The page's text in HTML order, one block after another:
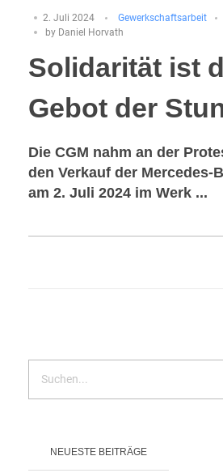
2. Juli 2024 Gewerkschaftsarbeit
by Daniel Horvath
Solidarität ist
Gebot der
Die CGM nahm an der
den Verkauf der Mercedes-
am 2. Juli 2024 im Werk ...
NEUESTE BEITRÄGE